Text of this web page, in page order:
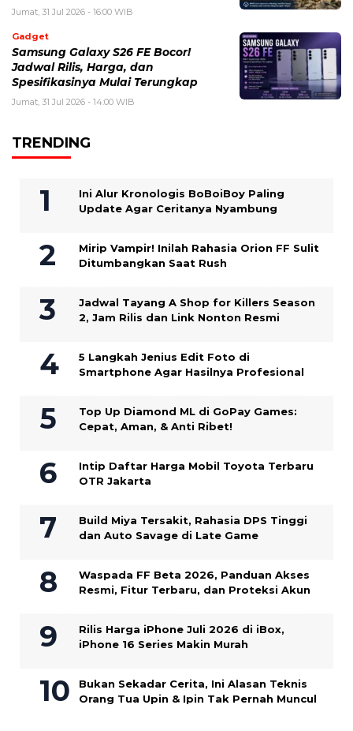
Jumat, 31 Jul 2026 - 16:00 WIB
Gadget
Samsung Galaxy S26 FE Bocor!
Jadwal Rilis, Harga, dan
Spesifikasinya Mulai Terungkap
Jumat, 31 Jul 2026 - 14:00 WIB
TRENDING
Ini Alur Kronologis BoBoiBoy Paling
Update Agar Ceritanya Nyambung
Mirip Vampir! Inilah Rahasia Orion FF Sulit
Ditumbangkan Saat Rush
Jadwal Tayang A Shop for Killers Season
2, Jam Rilis dan Link Nonton Resmi
5 Langkah Jenius Edit Foto di
Smartphone Agar Hasilnya Profesional
Top Up Diamond ML di GoPay Games:
Cepat, Aman, & Anti Ribet!
Intip Daftar Harga Mobil Toyota Terbaru
OTR Jakarta
Build Miya Tersakit, Rahasia DPS Tinggi
dan Auto Savage di Late Game
Waspada FF Beta 2026, Panduan Akses
Resmi, Fitur Terbaru, dan Proteksi Akun
Rilis Harga iPhone Juli 2026 di iBox,
iPhone 16 Series Makin Murah
Bukan Sekadar Cerita, Ini Alasan Teknis
Orang Tua Upin & Ipin Tak Pernah Muncul